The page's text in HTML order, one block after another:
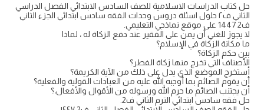
حل كتاب الدراسات الاسلامية للصف السادس الابتدائي الفصل الدراسي
الثاني ف٢ حلول اسئلة دروس وحدات الفقه سادس ابتدائي الجزء الثاني
ف2 1447 على موقع نماذجي التعليمي.
لا يجوز للغني أن يمن على الفقير عند دفع الزكاة له ، لماذا
ما مكانة الزكاة في الإسلام؟
بين حكم الزكاة؟
الأصناف التي تخرج منها زكاة الفطر؟
أستخرج الموضع الذي يدل على ذلك من الآية الكريمة؟
أن يقوم الصائم بما أوجبه الله عليه من العبادات القولية والفعلية؟
أن يجتنب الصائم ما حرم الله ورسوله من الأقوال والأفعال،؟
حل فقه سادس ابتدائي الترم الثاني ف2.